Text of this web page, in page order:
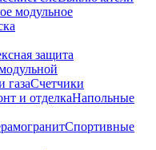
модульное
защита
газаСчетчики
и отделкаНапольные
Спортивные